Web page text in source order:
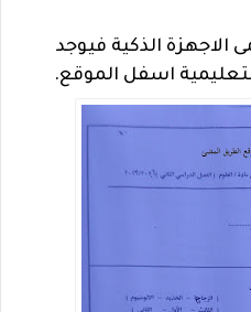
الاجهزة الذكية فيوجد
اسفل الموقع.